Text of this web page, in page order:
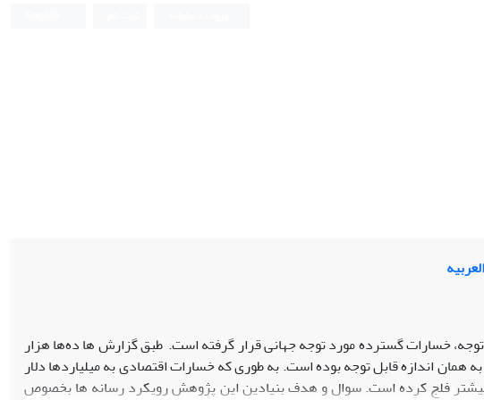
انسانی قابل توجه، خسارات گسترده مورد توجه جهانی قرار گرفته است. طبق گزارش ­ها ده‌ها هزار
اندازه قابل توجه بوده است. به طوری که خسارات اقتصادی به میلیاردها دلار
فلج کرده است. سوال و هدف بنیادین این پژوهش رویکرد رسانه­ ها بخصوص